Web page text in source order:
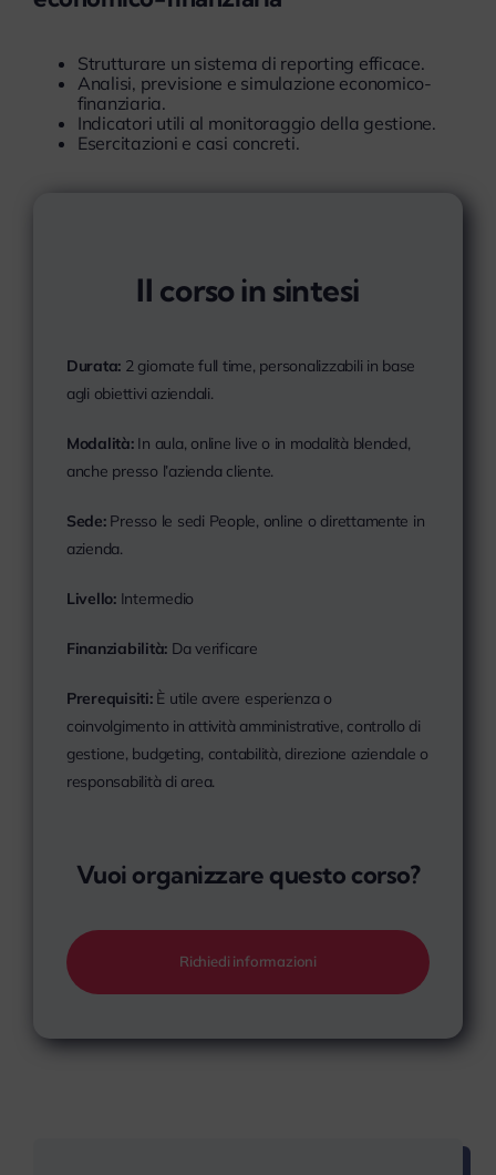
Strutturare un sistema di reporting efficace.
Analisi, previsione e simulazione economico-
finanziaria.
Indicatori utili al monitoraggio della gestione.
Esercitazioni e casi concreti.
Il corso in sintesi
Durata: 2 giornate full time, personalizzabili in base
agli obiettivi aziendali.
Modalità:In aula, online live o in modalità blended,
anche presso l’azienda cliente.
Sede:Presso le sedi People, online o direttamente in
azienda.
Livello:Intermedio
Finanziabilità: Da verificare
Prerequisiti:È utile avere esperienza o
coinvolgimento in attività amministrative, controllo di
gestione, budgeting, contabilità, direzione aziendale o
responsabilità di area.
Vuoi organizzare questo corso?
Richiedi informazioni